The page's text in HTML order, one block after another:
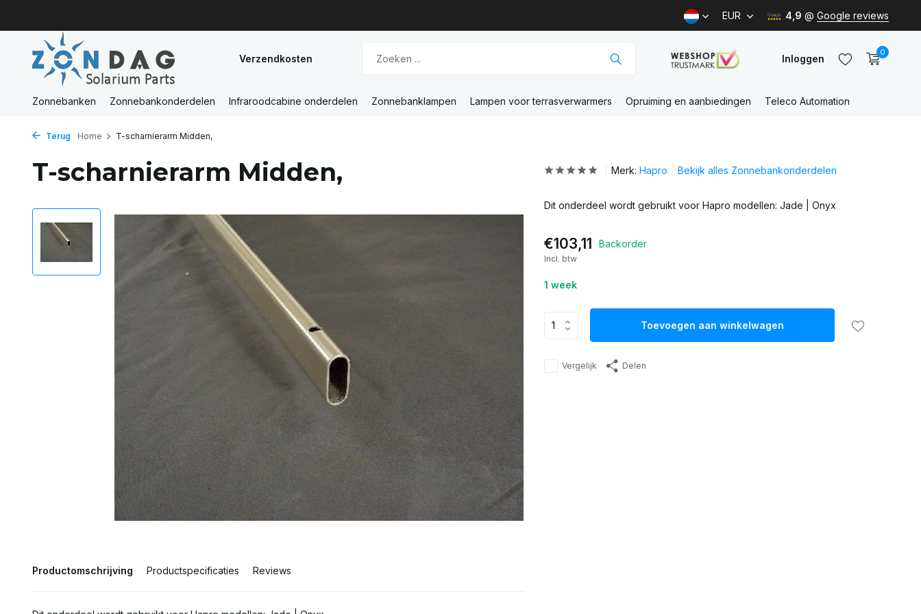
EUR 4,9 @ Google reviews
Verzendkosten Inloggen
Account
0
Zonnebanken Zonnebankonderdelen Infraroodcabine onderdelen Zonnebanklampen Lampen voor terrasverwarmers Opruiming en aanbiedingen Teleco Automation
Terug Home T-scharnierarm Midden,
T-scharnierarm Midden,
Productomschrijving Productspecificaties Reviews
Merk: Hapro Bekijk alles Zonnebankonderdelen
Dit onderdeel wordt gebruikt voor Hapro modellen: Jade | Onyx
€103,11 Backorder
Incl. btw
1 week
Toevoegen aan winkelwagen
Vergelijk Delen